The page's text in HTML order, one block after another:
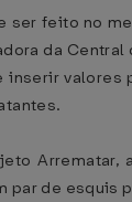
feito no
da
de esquis